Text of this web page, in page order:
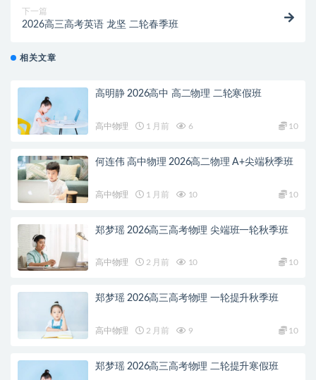
下一篇
2026高三高考英语 龙坚 二轮春季班
相关文章
高明静 2026高中 高二物理 二轮寒假班
高中物理 1 月前 6 10
何连伟 高中物理 2026高二物理 A+尖端秋季班
高中物理 1 月前 10 10
郑梦瑶 2026高三高考物理 尖端班一轮秋季班
高中物理 2 月前 10 10
郑梦瑶 2026高三高考物理 一轮提升秋季班
高中物理 2 月前 9 10
郑梦瑶 2026高三高考物理 二轮提升寒假班